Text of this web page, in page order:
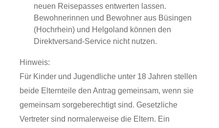
neuen Reisepasses entwerten lassen.
Bewohnerinnen und Bewohner aus Büsingen
(Hochrhein) und Helgoland können den
Direktversand-Service nicht nutzen.
Hinweis:
Für Kinder und Jugendliche unter 18 Jahren stellen
beide Elternteile den Antrag gemeinsam, wenn sie
gemeinsam sorgeberechtigt sind. Gesetzliche
Vertreter sind normalerweise die Eltern. Ein